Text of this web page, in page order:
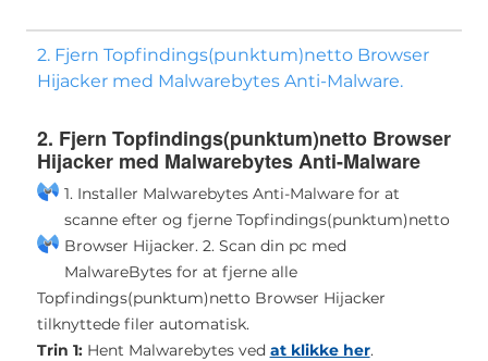
2. Fjern Topfindings(punktum)netto Browser
Hijacker med Malwarebytes Anti-Malware.
2. Fjern Topfindings(punktum)netto Browser
Hijacker med Malwarebytes Anti-Malware
1. Installer Malwarebytes Anti-Malware for at
scanne efter og fjerne Topfindings(punktum)netto
Browser Hijacker.2. Scan din pc med
MalwareBytes for at fjerne alle
Topfindings(punktum)netto Browser Hijacker
tilknyttede filer automatisk.
Trin 1:Hent Malwarebytes ved at klikke her.